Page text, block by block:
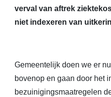
verval van aftrek
niet indexeren van
Gemeentelijk doen we er
bovenop en gaan door het
bezuinigingsmaatregelen